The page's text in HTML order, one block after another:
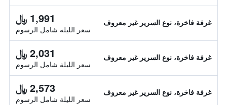
غرفة فاخرة، نوع السرير غير معروف 1,991 ﷼
سعر الليلة شامل الرسوم
غرفة فاخرة، نوع السرير غير معروف 2,031 ﷼
سعر الليلة شامل الرسوم
غرفة فاخرة، نوع السرير غير معروف 2,573 ﷼
سعر الليلة شامل الرسوم